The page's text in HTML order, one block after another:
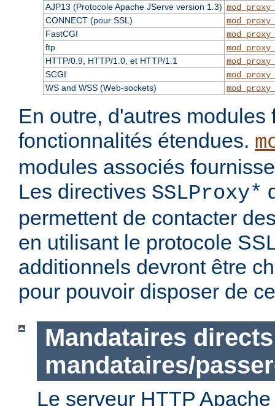
AJP13 (Protocole Apache JServe version 1.3)
CONNECT (pour SSL)
FastCGI
ftp
HTTP/0.9, HTTP/1.0, et HTTP/1.1
SCGI
WS and WSS (Web-sockets)
En outre, d'autres modules
fonctionnalités étendues.
modules associés
Les directives SSLProxy*
permettent de contacter
en utilisant le protocole
additionnels devront être
pour pouvoir disposer de
Mandataires
mandataires/
Le serveur HTTP